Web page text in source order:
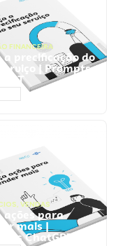
FINANCEIRA
a precificação do
serviço | Prompts
, VENDAS
ações para
mais |
ChatGPT